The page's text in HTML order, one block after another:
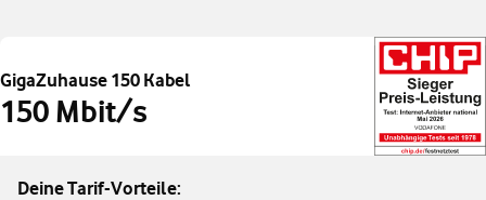
GigaZuhause 150 Kabel
150 Mbit/s
Deine Tarif-Vorteile: